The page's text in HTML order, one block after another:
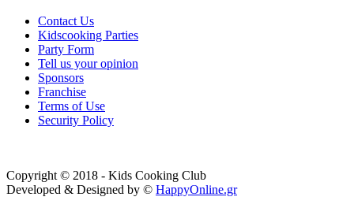
Contact Us
Kidscooking Parties
Party Form
Tell us your opinion
Sponsors
Franchise
Terms of Use
Security Policy
Copyright © 2018 - Kids Cooking Club
Developed & Designed by © HappyOnline.gr